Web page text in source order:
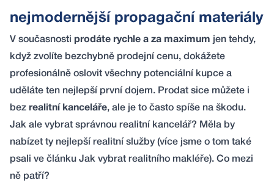
nejmodernější propagační materiály
V současnosti prodáte rychle a za maximum jen tehdy,
když zvolíte bezchybně prodejní cenu, dokážete
profesionálně oslovit všechny potenciální kupce a
uděláte ten nejlepší první dojem. Prodat sice můžete i
bez realitní kanceláře, ale je to často spíše na škodu.
Jak ale vybrat správnou realitní kancelář? Měla by
nabízet ty nejlepší realitní služby (více jsme o tom také
psali ve článku Jak vybrat realitního makléře). Co mezi
ně patří?